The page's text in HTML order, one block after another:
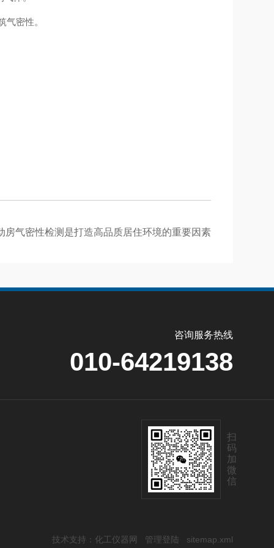
密性。
房气密性检测是打造高品质居住环境的重要因素
咨询服务热线
010-64219138
扫
码
加
微
信
技术支持： 化工仪器网 管理登陆 sitemap.xml